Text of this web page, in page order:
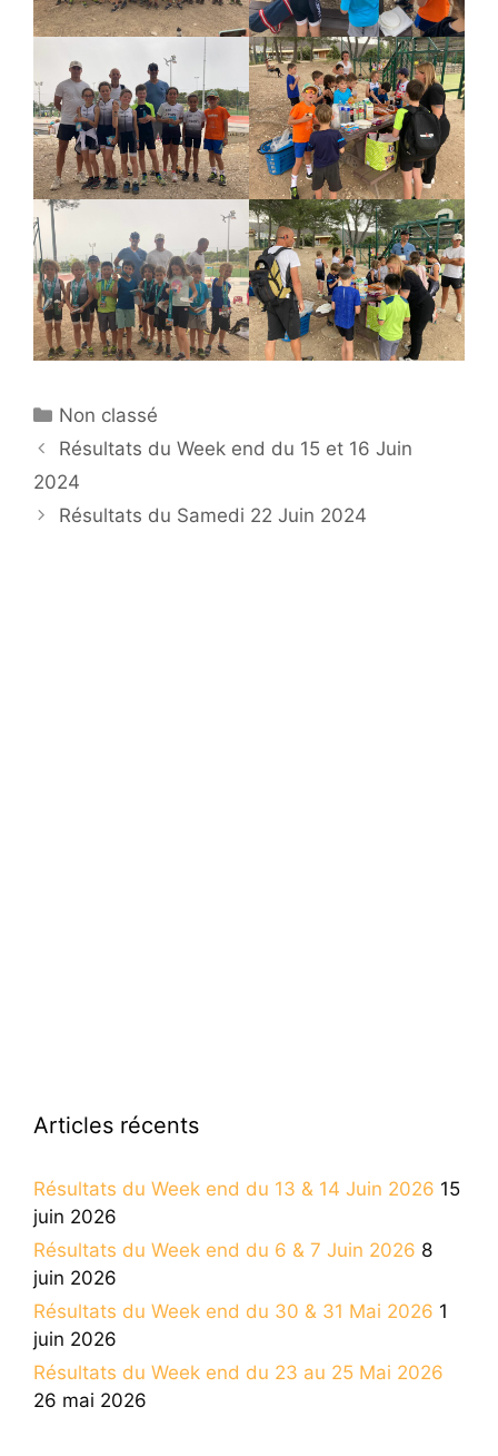
Catégories
Non classé
Résultats du Week end du 15 et 16 Juin
2024
Résultats du Samedi 22 Juin 2024
Articles récents
Résultats du Week end du 13 & 14 Juin 2026 15
juin 2026
Résultats du Week end du 6 & 7 Juin 2026 8
juin 2026
Résultats du Week end du 30 & 31 Mai 2026 1
juin 2026
Résultats du Week end du 23 au 25 Mai 2026
26 mai 2026